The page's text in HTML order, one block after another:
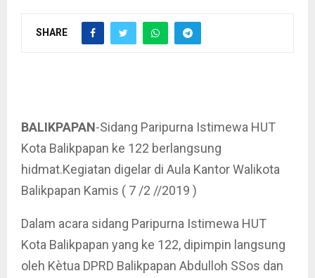
SHARE
BALIKPAPAN-Sidang Paripurna Istimewa HUT
Kota Balikpapan ke 122 berlangsung
hidmat.Kegiatan digelar di Aula Kantor Walikota
Balikpapan Kamis ( 7 /2 //2019 )
Dalam acara sidang Paripurna Istimewa HUT
Kota Balikpapan yang ke 122, dipimpin langsung
oleh Kètua DPRD Balikpapan Abdulloh SSos dan